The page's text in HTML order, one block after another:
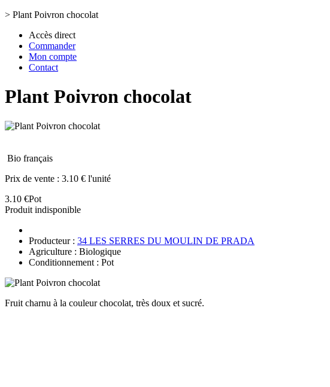
> Plant Poivron chocolat
Accès direct
Commander
Mon compte
Contact
Plant Poivron chocolat
Bio français
Prix de vente : 3.10 € l'unité
3.10 €Pot
Produit indisponible
Producteur : 34 LES SERRES DU MOULIN DE PRADA
Agriculture : Biologique
Conditionnement : Pot
Fruit charnu à la couleur chocolat, très doux et sucré.